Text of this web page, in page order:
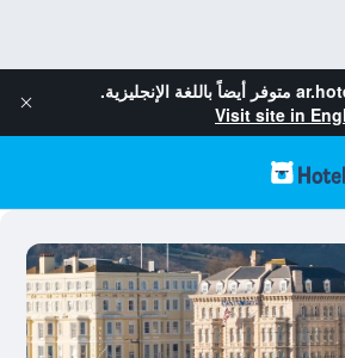
متوفر أيضاً باللغة الإنجليزية.
Visit site in